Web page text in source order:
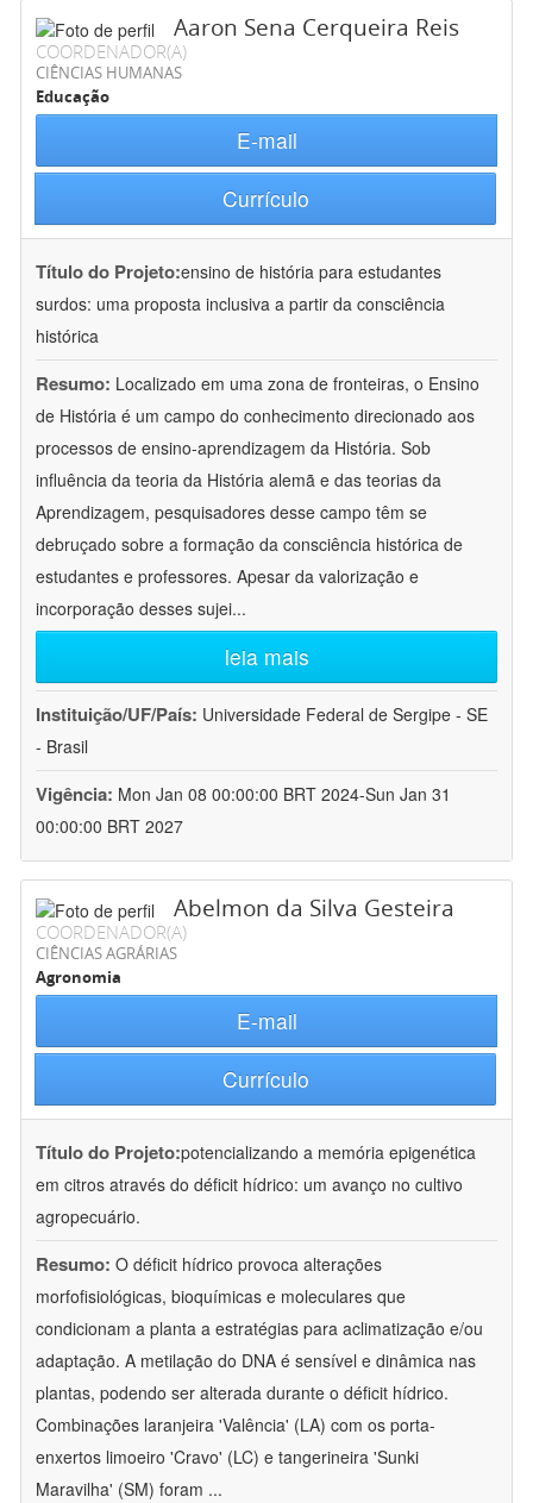
Aaron Sena Cerqueira Reis
COORDENADOR(A)
CIÊNCIAS HUMANAS
Educação
E-mail
Currículo
Título do Projeto:ensino de história para estudantes
surdos: uma proposta inclusiva a partir da consciência
histórica
Resumo: Localizado em uma zona de fronteiras, o Ensino
de História é um campo do conhecimento direcionado aos
processos de ensino-aprendizagem da História. Sob
influência da teoria da História alemã e das teorias da
Aprendizagem, pesquisadores desse campo têm se
debruçado sobre a formação da consciência histórica de
estudantes e professores. Apesar da valorização e
incorporação desses sujei...
leia mais
Instituição/UF/País: Universidade Federal de Sergipe - SE
- Brasil
Vigência: Mon Jan 08 00:00:00 BRT 2024-Sun Jan 31
00:00:00 BRT 2027
Abelmon da Silva Gesteira
COORDENADOR(A)
CIÊNCIAS AGRÁRIAS
Agronomia
E-mail
Currículo
Título do Projeto:potencializando a memória epigenética
em citros através do déficit hídrico: um avanço no cultivo
agropecuário.
Resumo: O déficit hídrico provoca alterações
morfofisiológicas, bioquímicas e moleculares que
condicionam a planta a estratégias para aclimatização e/ou
adaptação. A metilação do DNA é sensível e dinâmica nas
plantas, podendo ser alterada durante o déficit hídrico.
Combinações laranjeira 'Valência' (LA) com os porta-
enxertos limoeiro 'Cravo' (LC) e tangerineira 'Sunki
Maravilha' (SM) foram ...